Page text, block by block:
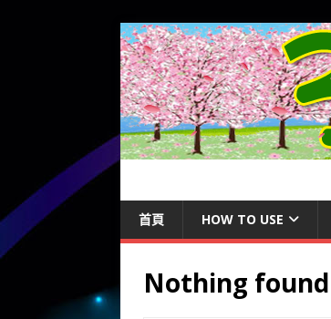
首頁 HOW TO USE
Nothing found